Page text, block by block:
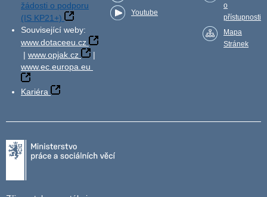
žádosti o podporu
(IS KP21+)
Související weby:
www.dotaceeu.cz
| www.opjak.cz
|
www.ec.europa.eu
Kariéra
Youtube
o
přístupnosti
Mapa
Stránek